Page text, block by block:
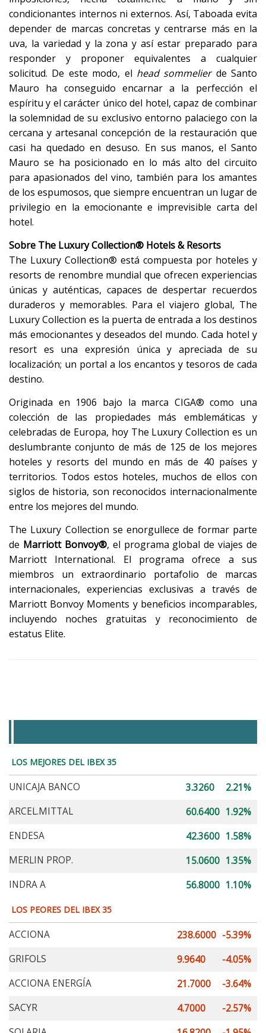
condicionantes internos ni externos. Así, Taboada evita
depender de marcas concretas y centrarse más en la
uva, la variedad y la zona y así estar preparado para
responder y proponer equivalentes a cualquier
solicitud. De este modo, el head sommelierde Santo
Mauro ha conseguido encarnar a la perfección el
espíritu y el carácter único del hotel, capaz de combinar
la solemnidad de su exclusivo entorno palaciego con la
cercana y artesanal concepción de la restauración que
casi ha quedado en desuso. En sus manos, el Santo
Mauro se ha posicionado en lo más alto del circuito
para apasionados del vino, también para los amantes
de los espumosos, que siempre encuentran un lugar de
privilegio en la emocionante e imprevisible carta del
hotel.
Sobre The Luxury Collection® Hotels & Resorts
The Luxury Collection® está compuesta por hoteles y
resorts de renombre mundial que ofrecen experiencias
únicas y auténticas, capaces de despertar recuerdos
duraderos y memorables. Para el viajero global, The
Luxury Collection es la puerta de entrada a los destinos
más emocionantes y deseados del mundo. Cada hotel y
resort es una expresión única y apreciada de su
localización; un portal a los encantos y tesoros de cada
destino.
Originada en 1906 bajo la marca CIGA® como una
colección de las propiedades más emblemáticas y
celebradas de Europa, hoy The Luxury Collection es un
deslumbrante conjunto de más de 125 de los mejores
hoteles y resorts del mundo en más de 40 países y
territorios. Todos estos hoteles, muchos de ellos con
siglos de historia, son reconocidos internacionalmente
entre los mejores del mundo.
The Luxury Collection se enorgullece de formar parte
de Marriott Bonvoy®, el programa global de viajes de
Marriott International. El programa ofrece a sus
miembros un extraordinario portafolio de marcas
internacionales, experiencias exclusivas a través de
Marriott Bonvoy Moments y beneficios incomparables,
incluyendo noches gratuitas y reconocimiento de
estatus Elite.
LOS MEJORES DEL IBEX 35
UNICAJA BANCO 3.3260
2.21%
ARCEL.MITTAL
60.6400 1.92%
ENDESA
42.3600 1.58%
MERLIN PROP.
15.0600 1.35%
INDRA A
56.8000 1.10%
LOS PEORES DEL IBEX 35
ACCIONA 238.6000 -5.39%
GRIFOLS
9.9640
-4.05%
ACCIONA ENERGÍA
21.7000
-3.64%
SACYR
4.7000
-2.57%